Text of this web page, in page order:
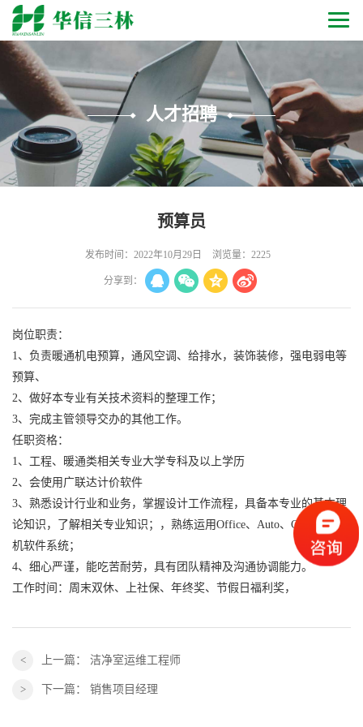
人才招聘
预算员
发布时间：2022年10月29日 浏览量：2225
分享到：
岗位职责：
1、负责暖通机电预算，通风空调、给排水，装饰装修，强电弱电等
预算、
2、做好本专业有关技术资料的整理工作；
3、完成主管领导交办的其他工作。
任职资格：
1、工程、暖通类相关专业大学专科及以上学历
2、会使用广联达计价软件
3、熟悉设计行业和业务，掌握设计工作流程，具备本专业的基本理
论知识，了解相关专业知识；，熟练运用Office、Auto、CAD等计算
机软件系统；
4、细心严谨，能吃苦耐劳，具有团队精神及沟通协调能力。
工作时间：周末双休、上社保、年终奖、节假日福利奖，
上一篇： 洁净室运维工程师
下一篇： 销售项目经理